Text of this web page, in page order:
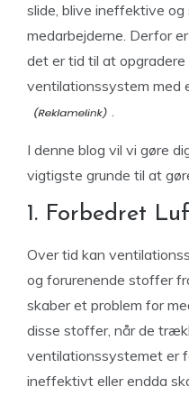
slide, blive ineffektive
medarbejderne. Derfor
det er tid til at opgradere
ventilationssystem med
.
I denne blog vil vi gøre
vigtigste grunde til at
1. Forbedret
Over tid kan
og forurenende stoffer
skaber et problem for
disse stoffer, når de
ventilationssystemet er
ineffektivt eller endda